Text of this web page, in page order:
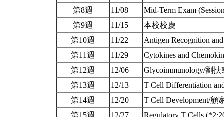
第8週
11/08
Mid-Term Exam
第9週
11/15
本校校慶
第10週
11/22
Antigen Recognition
第11週
11/29
Cytokines and
第12週
12/06
Glycoimmunology/劉
第13週
12/13
T Cell Differentiation
第14週
12/20
T Cell Development/顧
第15週
12/27 Regulatory T Cells